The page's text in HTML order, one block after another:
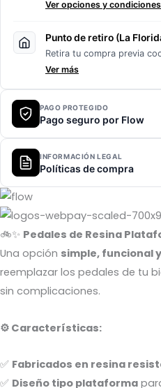
Ver opciones y
Punto de retiro (La
Retira tu compra previa
Ver más
PAGO PROTEGIDO
Pago seguro por Flow
INFORMACIÓN LEGAL
Políticas de compra
🚲✨ Pedales de Resina
Una opción simple, funcional
reemplazar los pedales de tu
sin complicaciones.
⚙️ Características:
✅ Fabricados en resina
✅ Diseño tipo plataforma